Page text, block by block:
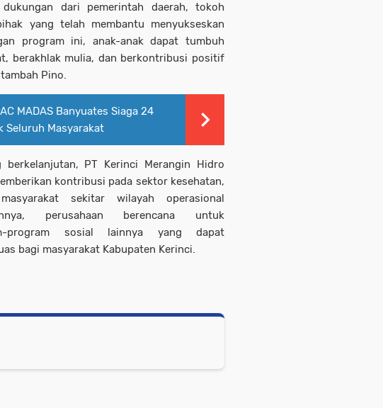
dari pemerintah daerah, tokoh
yang telah membantu menyukseskan
program ini, anak-anak dapat tumbuh
berakhlak mulia, dan berkontribusi positif
Pino.
MADAS Banyuates Siaga 24
Seluruh Masyarakat
berkelanjutan, PT Kerinci Merangin Hidro
kontribusi pada sektor kesehatan,
sekitar wilayah operasional
perusahaan berencana untuk
program sosial lainnya yang dapat
bagi masyarakat Kabupaten Kerinci.